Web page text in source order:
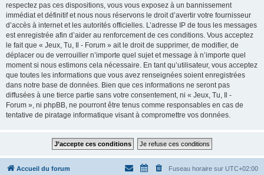
respectez pas ces dispositions, vous vous exposez à un bannissement
immédiat et définitif et nous nous réservons le droit d’avertir votre fournisseur
d’accès à internet et les autorités officielles. L’adresse IP de tous les messages
est enregistrée afin d’aider au renforcement de ces conditions. Vous acceptez
le fait que « Jeux, Tu, Il - Forum » ait le droit de supprimer, de modifier, de
déplacer ou de verrouiller n’importe quel sujet et message à n’importe quel
moment si nous estimons cela nécessaire. En tant qu’utilisateur, vous acceptez
que toutes les informations que vous avez renseignées soient enregistrées
dans notre base de données. Bien que ces informations ne seront pas
diffusées à une tierce partie sans votre consentement, ni « Jeux, Tu, Il -
Forum », ni phpBB, ne pourront être tenus comme responsables en cas de
tentative de piratage informatique visant à compromettre vos données.
Accueil du forum Fuseau horaire sur UTC+02:00